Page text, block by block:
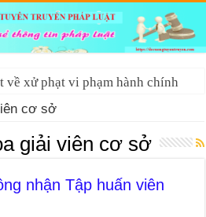
về xử phạt vi phạm hành chính
cơ sở
giải viên cơ sở
nhận Tập huấn viên